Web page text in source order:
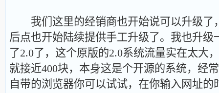
我们这里的经销商也开始说可以升级了
后点也开始陆续提供手工升级了。我也升级
了2.0了，这个原版的2.0系统流量实在太大
就接近400块，本身这是个开源的系统，经
自带的浏览器你可以试试，在你输入网址